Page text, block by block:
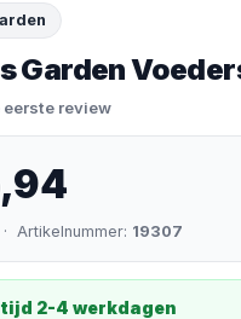
Garden
review
Artikelnummer: 19307
2-4 werkdagen